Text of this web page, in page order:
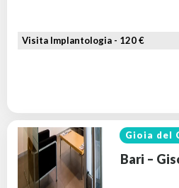
Visita Implantologia - 120 €
Gioia del
Bari –